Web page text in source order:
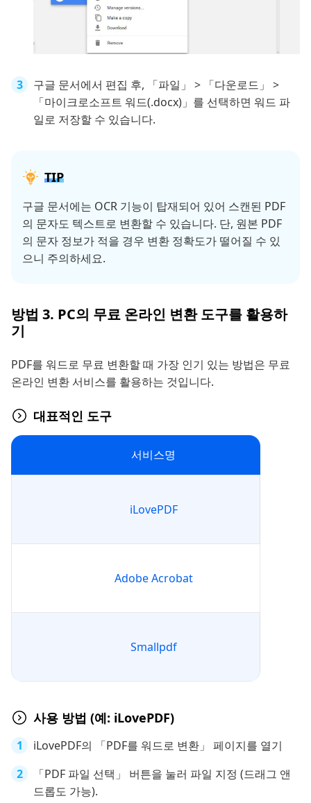
구글 문서에서 편집 후, 「파일」 > 「다운로드」 >
「마이크로소프트 워드(.docx)」를 선택하면 워드 파
일로 저장할 수 있습니다.
TIP
구글 문서에는 OCR 기능이 탑재되어 있어 스캔된 PDF
의 문자도 텍스트로 변환할 수 있습니다. 단, 원본 PDF
의 문자 정보가 적을 경우 변환 정확도가 떨어질 수 있
으니 주의하세요.
방법 3. PC의 무료 온라인 변환 도구를 활용하
기
PDF를 워드로 무료 변환할 때 가장 인기 있는 방법은 무료
온라인 변환 서비스를 활용하는 것입니다.
대표적인 도구
서비스명
iLovePDF
Adobe Acrobat
Smallpdf
사용 방법 (예: iLovePDF)
iLovePDF의 「PDF를 워드로 변환」 페이지를 열기
「PDF 파일 선택」 버튼을 눌러 파일 지정 (드래그 앤
드롭도 가능).